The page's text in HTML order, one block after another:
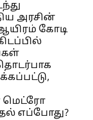
அரசின்
கோடி
எப்போது?